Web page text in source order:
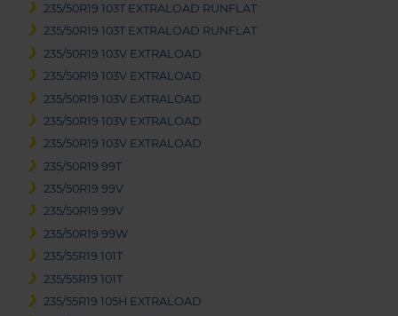
235/50R19 103T EXTRALOAD RUNFLAT
235/50R19 103T EXTRALOAD RUNFLAT
235/50R19 103V EXTRALOAD
235/50R19 103V EXTRALOAD
235/50R19 103V EXTRALOAD
235/50R19 103V EXTRALOAD
235/50R19 103V EXTRALOAD
235/50R19 99T
235/50R19 99V
235/50R19 99V
235/50R19 99W
235/55R19 101T
235/55R19 101T
235/55R19 105H EXTRALOAD